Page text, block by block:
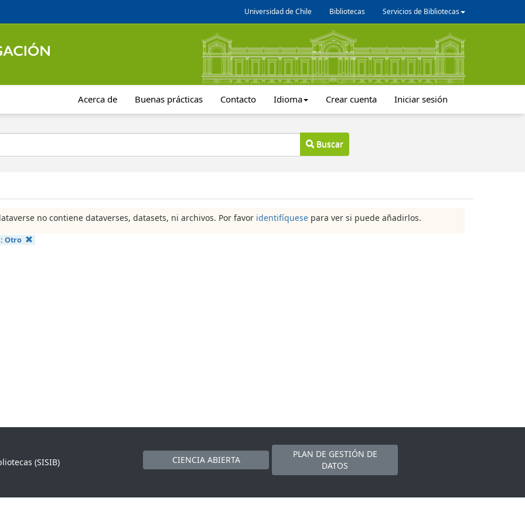
Universidad de Chile Bibliotecas Servicios de Bibliotecas
Acerca de Buenas prácticas Contacto Idioma Crear cuenta Iniciar sesión
Buscar
no contiene dataverses, datasets, ni archivos. Por favor identifíquese para ver si puede añadirlos.
Otro
(SISIB)
CIENCIA ABIERTA
PLAN DE GESTIÓN DE
DATOS